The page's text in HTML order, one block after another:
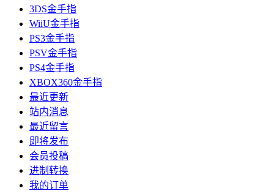
3DS金手指
WiiU金手指
PS3金手指
PSV金手指
PS4金手指
XBOX360金手指
最近更新
站内消息
最近留言
即将发布
会员投稿
进制转换
我的订单